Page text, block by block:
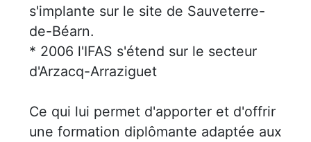
s'implante sur le site de Sauveterre-
de-Béarn.
* 2006 l'IFAS s'étend sur le secteur
d'Arzacq-Arraziguet
Ce qui lui permet d'apporter et d'offrir
une formation diplômante adaptée aux